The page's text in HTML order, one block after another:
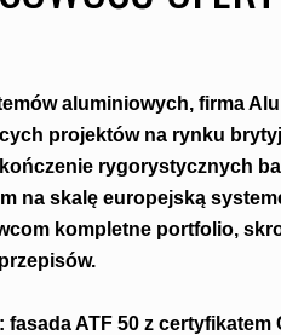
aluminiowych, firma
projektów na rynku
rygorystycznych
na skalę europejską
kompletne portfolio,
fasada ATF 50 z certyfikatem